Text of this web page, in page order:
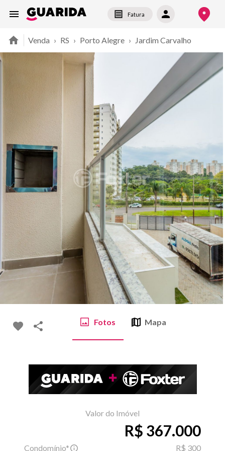
Fatura
Venda › RS › Porto Alegre › Jardim Carvalho
Fotos Mapa
Valor do Imóvel
R$ 367.000
Condomínio* R$ 300